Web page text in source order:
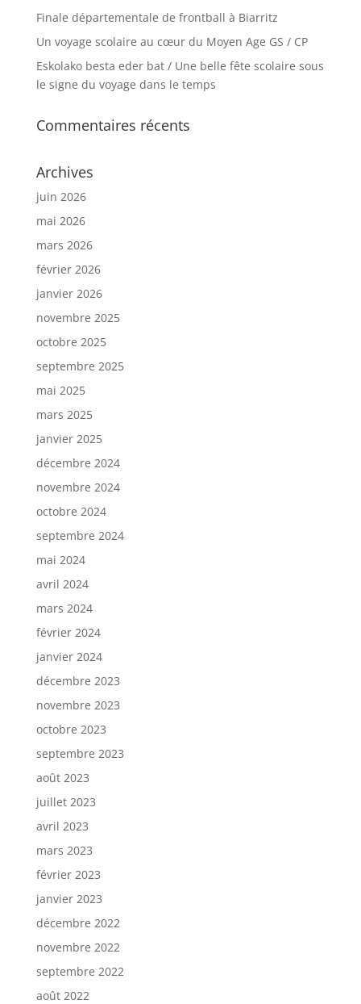
Finale départementale de frontball à Biarritz
Un voyage scolaire au cœur du Moyen Age GS / CP
Eskolako besta eder bat / Une belle fête scolaire sous
le signe du voyage dans le temps
Commentaires récents
Archives
juin 2026
mai 2026
mars 2026
février 2026
janvier 2026
novembre 2025
octobre 2025
septembre 2025
mai 2025
mars 2025
janvier 2025
décembre 2024
novembre 2024
octobre 2024
septembre 2024
mai 2024
avril 2024
mars 2024
février 2024
janvier 2024
décembre 2023
novembre 2023
octobre 2023
septembre 2023
août 2023
juillet 2023
avril 2023
mars 2023
février 2023
janvier 2023
décembre 2022
novembre 2022
septembre 2022
août 2022